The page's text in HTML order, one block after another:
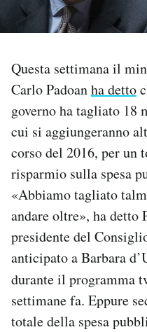
I MIEI PREFERITI
SHOP
CALENDARIO
AREA PERSONALE
Newsletter
Notifiche mobile
Regala il Post
Hai bisogno di aiuto?
Esci
Questa settimana il
Carlo Padoanha detto
governo ha tagliato 18
cui si aggiungeranno
corso del 2016, per
risparmio sulla spesa
«Abbiamo tagliato
andare oltre», ha detto
presidente del
anticipato a Barbara
durante il programma
settimane fa. Eppure
totale della spesa